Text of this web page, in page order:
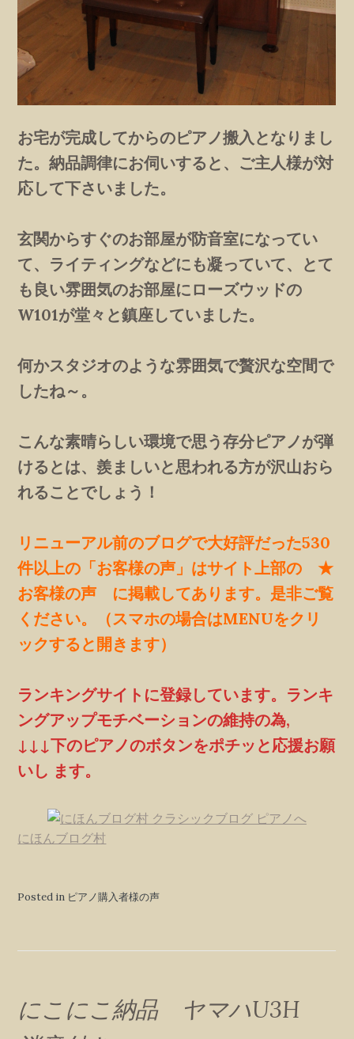
お宅が完成してからのピアノ搬入となりまし
た。納品調律にお伺いすると、ご主人様が対
応して下さいました。
玄関からすぐのお部屋が防音室になってい
て、ライティングなどにも凝っていて、とて
も良い雰囲気のお部屋にローズウッドの
W101が堂々と鎮座していました。
何かスタジオのような雰囲気で贅沢な空間で
したね～。
こんな素晴らしい環境で思う存分ピアノが弾
けるとは、羨ましいと思われる方が沢山おら
れることでしょう！
リニューアル前のブログで大好評だった530
件以上の「お客様の声」はサイト上部の ★
お客様の声 に掲載してあります。是非ご覧
ください。（スマホの場合はMENUをクリ
ックすると開きます）
ランキングサイトに登録しています。ランキ
ングアップモチベーションの維持の為,
↓↓↓下のピアノのボタンをポチッと応援お願
いし ます。
にほんブログ村
Posted in ピアノ購入者様の声
にこにこ納品 ヤマハU3H